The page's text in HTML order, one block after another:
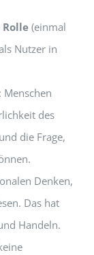
(einmal
Nutzer in
des
die Frage,
Denken,
Das hat
Handeln.